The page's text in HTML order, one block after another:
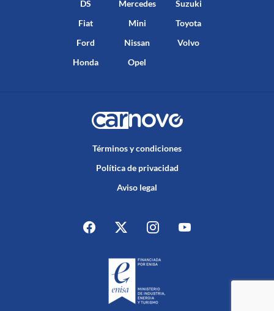
DS
Fiat
Ford
Honda
Mercedes
Mini
Nissan
Opel
Suzuki
Toyota
Volvo
Términos y condiciones
Política de privacidad
Aviso legal